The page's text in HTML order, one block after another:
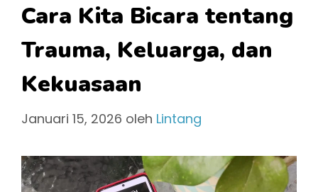
Cara Kita Bicara tentang
Trauma, Keluarga, dan
Kekuasaan
Januari 15, 2026 oleh Lintang